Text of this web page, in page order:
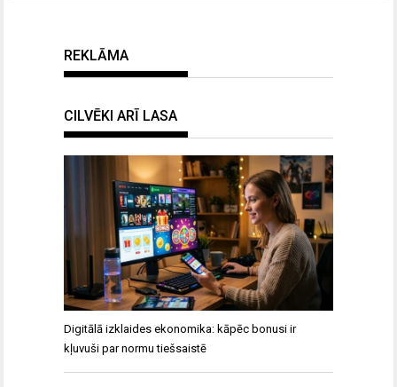
REKLĀMA
CILVĒKI ARĪ LASA
Digitālā izklaides ekonomika: kāpēc bonusi ir
kļuvuši par normu tiešsaistē